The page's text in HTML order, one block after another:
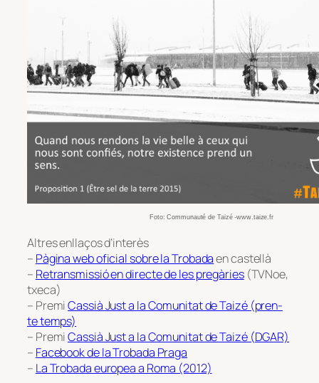
Foto:Communauté de Taizé -www.taize.fr
Altres enllaços d’interès
– Pàgina web oficial sobre la Trobadaen castellà
– Retransmissió en directe de les pregàries(TVNoe,
txeca)
– PremiCassià Just a la Comunitat de Taizé (pren-
te temps)
– PremiCassià Just a la Comunitat de Taizé (DGAR)
– Facebook de la Trobada Praga
– La Trobada europea a Roma (2012)